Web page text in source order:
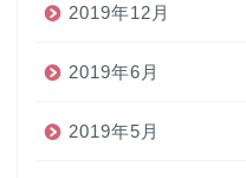
2019年12月
2019年6月
2019年5月